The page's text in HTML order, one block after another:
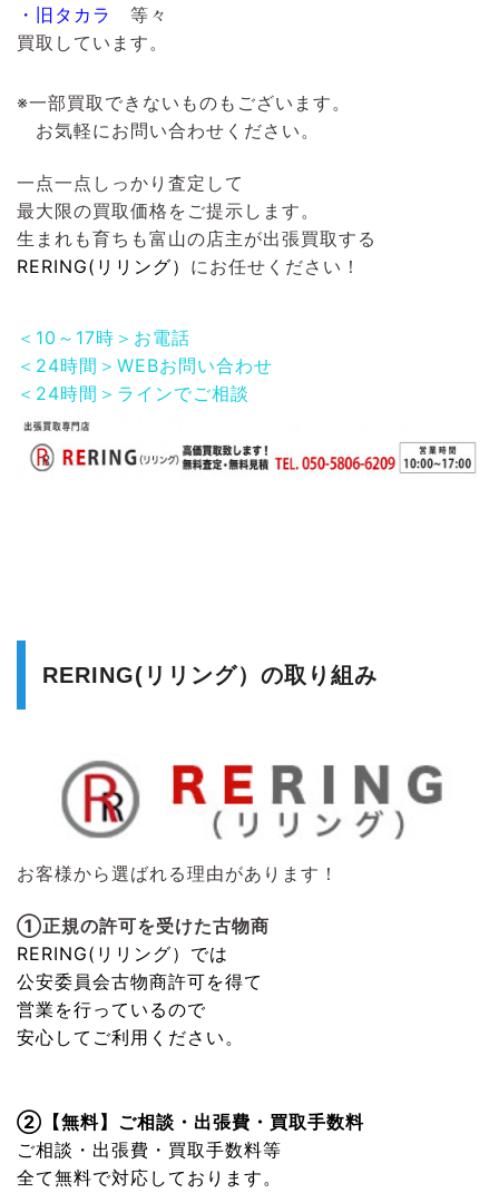
・旧タカラ
等々
買取しています。
※一部買取できないものもございます。
お気軽にお問い合わせください。
一点一点しっかり査定して
最大限の買取価格をご提示します。
生まれも育ちも富山の店主が出張買取する
RERING(リリング） にお任せください！
＜10～17時＞お電話
＜24時間＞WEBお問い合わせ
＜24時間＞ラインでご相談
RERING(リリング）の取り組み
お客様から選ばれる理由があります！
①正規の許可を受けた古物商
RERING(リリング） では
公安委員会古物商許可を得て
営業を行っているので
安心してご利用ください。
②【無料】ご相談・出張費・買取手数料
ご相談・出張費・買取手数料等
全て無料で対応しております。